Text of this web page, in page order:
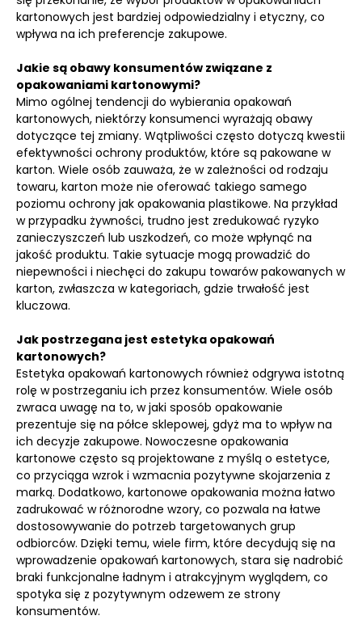
kartonowych jest bardziej odpowiedzialny i etyczny, co
wpływa na ich preferencje zakupowe.
Jakie są obawy konsumentów związane z
opakowaniami kartonowymi?
Mimo ogólnej tendencji do wybierania opakowań
kartonowych, niektórzy konsumenci wyrażają obawy
dotyczące tej zmiany. Wątpliwości często dotyczą kwestii
efektywności ochrony produktów, które są pakowane w
karton. Wiele osób zauważa, że w zależności od rodzaju
towaru, karton może nie oferować takiego samego
poziomu ochrony jak opakowania plastikowe. Na przykład
w przypadku żywności, trudno jest zredukować ryzyko
zanieczyszczeń lub uszkodzeń, co może wpłynąć na
jakość produktu. Takie sytuacje mogą prowadzić do
niepewności i niechęci do zakupu towarów pakowanych w
karton, zwłaszcza w kategoriach, gdzie trwałość jest
kluczowa.
Jak postrzegana jest estetyka opakowań
kartonowych?
Estetyka opakowań kartonowych również odgrywa istotną
rolę w postrzeganiu ich przez konsumentów. Wiele osób
zwraca uwagę na to, w jaki sposób opakowanie
prezentuje się na półce sklepowej, gdyż ma to wpływ na
ich decyzje zakupowe. Nowoczesne opakowania
kartonowe często są projektowane z myślą o estetyce,
co przyciąga wzrok i wzmacnia pozytywne skojarzenia z
marką. Dodatkowo, kartonowe opakowania można łatwo
zadrukować w różnorodne wzory, co pozwala na łatwe
dostosowywanie do potrzeb targetowanych grup
odbiorców. Dzięki temu, wiele firm, które decydują się na
wprowadzenie opakowań kartonowych, stara się nadrobić
braki funkcjonalne ładnym i atrakcyjnym wyglądem, co
spotyka się z pozytywnym odzewem ze strony
konsumentów.